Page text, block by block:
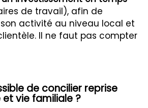
de travail), afin de
activité au niveau local et
Il ne faut pas compter
de concilier reprise
et vie familiale ?